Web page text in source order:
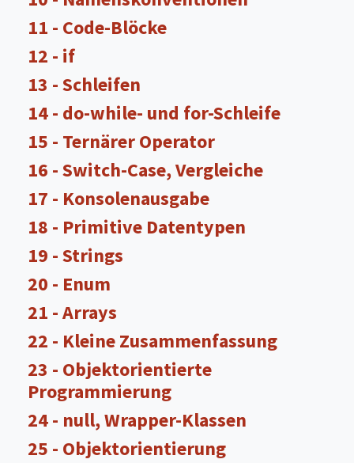
11 - Code-Blöcke
12 - if
13 - Schleifen
14 - do-while- und for-Schleife
15 - Ternärer Operator
16 - Switch-Case, Vergleiche
17 - Konsolenausgabe
18 - Primitive Datentypen
19 - Strings
20 - Enum
21 - Arrays
22 - Kleine Zusammenfassung
23 - Objektorientierte
Programmierung
24 - null, Wrapper-Klassen
25 - Objektorientierung